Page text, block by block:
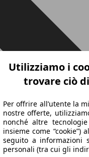
Utilizziamo i
trovare ciò
Per offrire all’utente la
nostre offerte,
nonché altre
insieme come “cookie”)
seguito a informazioni
personali (tra cui gli